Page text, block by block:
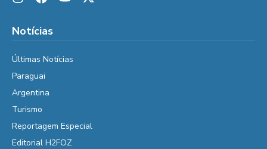
Notícias
Últimas Notícias
Paraguai
Argentina
Turismo
Reportagem Especial
Editorial H2FOZ